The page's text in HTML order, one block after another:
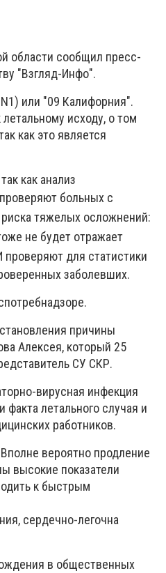
области сообщил пресс-
"Взгляд-Инфо".
или "09 Калифорния".
исходу, о том
как это является
как анализ
больных с
тяжелых осложнений:
не будет отражает
для статистики
заболевших.
причины
Алексея, который 25
СУ СКР.
вирусная инфекция
летального случая и
работников.
вероятно продление
высокие показатели
к быстрым
сердечно-легочна
в общественных